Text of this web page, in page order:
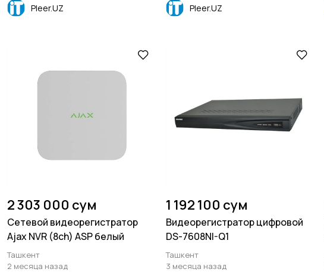
Pleer.UZ Pleer.UZ
2 303 000 сум
Сетевой видеорегистратор
Ajax NVR (8ch) ASP белый
Ташкент
2 месяца назад
1 192 100 сум
Видеорегистратор цифровой
DS-7608NI-Q1
Ташкент
3 месяца назад